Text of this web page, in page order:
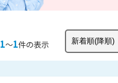
1〜1件の表示